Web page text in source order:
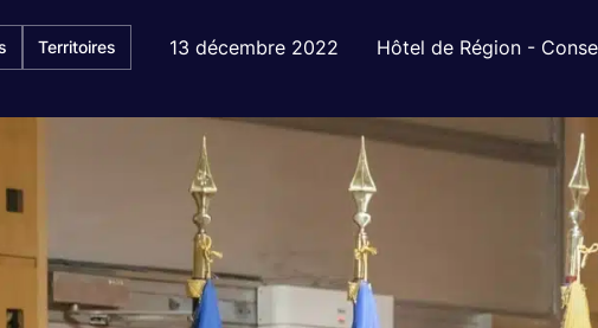
Territoires 13 décembre 2022 Hôtel de Région -